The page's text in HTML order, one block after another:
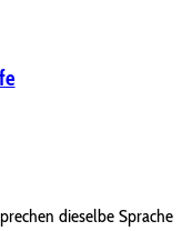
dieselbe Sprache